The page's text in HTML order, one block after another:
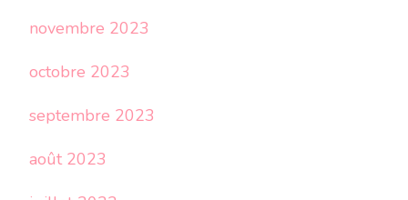
novembre 2023
octobre 2023
septembre 2023
août 2023